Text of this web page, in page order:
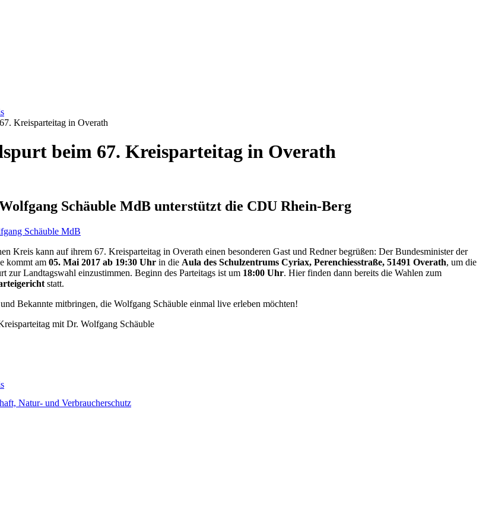
Natur- und Verbraucherschutz
Kreisparteitag in Overath
beim 67. Kreisparteitag in Overath
Schäuble MdB unterstützt die CDU Rhein-Berg
Kreis kann auf ihrem 67. Kreisparteitag in Overath einen besonderen Gast und Redner begrüßen: Der Bundesminister der
kommt am 05. Mai 2017 ab 19:30 Uhr in die Aula des Schulzentrums Cyriax, Perenchiesstraße, 51491 Overath, um die
zur Landtagswahl einzustimmen. Beginn des Parteitags ist um 18:00 Uhr. Hier finden dann bereits die Wahlen zum
statt.
Bekannte mitbringen, die Wolfgang Schäuble einmal live erleben möchten!